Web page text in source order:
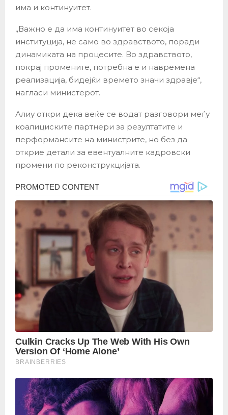
има и континуитет.
„Важно е да има континуитет во секоја
институција, не само во здравството, поради
динамиката на процесите. Во здравството,
покрај промените, потребна е и навремена
реализација, бидејќи времето значи здравје“,
нагласи министерот.
Алиу откри дека веќе се водат разговори меѓу
коалициските партнери за резултатите и
перформансите на министрите, но без да
открие детали за евентуалните кадровски
промени по реконструкцијата.